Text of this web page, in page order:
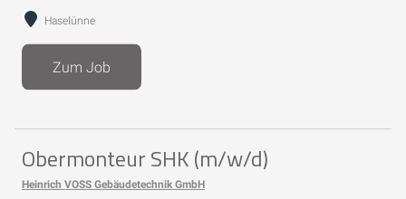
Haselünne
Zum Job
Obermonteur SHK (m/w/d)
Heinrich VOSS Gebäudetechnik GmbH